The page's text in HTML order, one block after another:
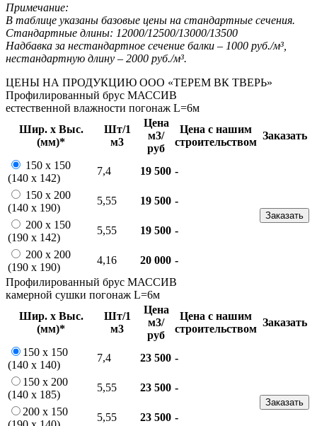
Примечание:
В таблице указаны базовые цены на стандартные сечения.
Стандартные длины: 12000/12500/13000/13500
Надбавка за нестандартное сечение балки – 1000 руб./м³,
нестандартную длину – 2000 руб./м³.
ЦЕНЫ НА ПРОДУКЦИЮ ООО «ТЕРЕМ ВК ТВЕРЬ»
Профилированный брус МАССИВ
естественной влажности погонаж L=6м
Шир. х Выс.
(мм)*
Шт/1
м3
Цена
м3/
руб
Цена с нашим
строительством
Заказать
150 х 150
(140 х 142)
7,4 19 500 -
Заказать
150 х 200
(140 х 190)
5,55 19 500 -
200 х 150
(190 х 142)
5,55 19 500 -
200 х 200
(190 х 190)
4,16 20 000 -
Профилированный брус МАССИВ
камерной сушки погонаж L=6м
Шир. х Выс.
(мм)*
Шт/1
м3
Цена
м3/
руб
Цена с нашим
строительством
Заказать
150 х 150
(140 х 140)
7,4 23 500 -
Заказать
150 х 200
(140 х 185)
5,55 23 500 -
200 х 150
5,55 23 500 -